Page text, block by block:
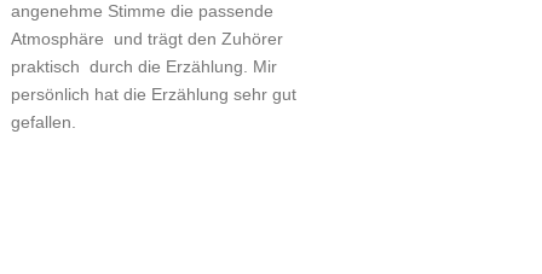
angenehme Stimme die passende
Atmosphäre und trägt den Zuhörer
praktisch durch die Erzählung. Mir
persönlich hat die Erzählung sehr gut
gefallen.